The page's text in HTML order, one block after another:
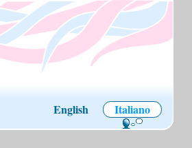
English Italiano